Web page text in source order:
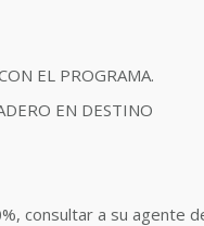
EL PROGRAMA.
EN DESTINO
consultar a su